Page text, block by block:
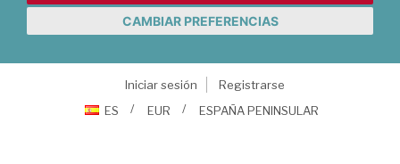
CAMBIAR PREFERENCIAS
Iniciar sesión
Registrarse
ES
EUR ESPAÑA PENINSULAR